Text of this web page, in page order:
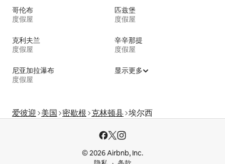
哥伦布
度假屋
匹兹堡
度假屋
克利夫兰
度假屋
辛辛那提
度假屋
尼亚加拉瀑布
度假屋
显示更多
爱彼迎 美国 密歇根 克林顿县 埃尔西
© 2026 Airbnb, Inc.